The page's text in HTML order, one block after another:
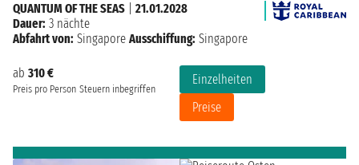
ab 310 €
Preis pro Person Steuern inbegriffen
Einzelheiten
Preise
QUANTUM OF THE SEAS
21.01.2028
Dauer: 3 nächte
Abfahrt von: Singapore Ausschiffung: Singapore